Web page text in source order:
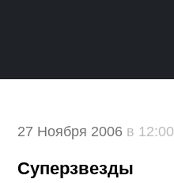
27 Ноября 2006 в 12:00
Суперзвезды